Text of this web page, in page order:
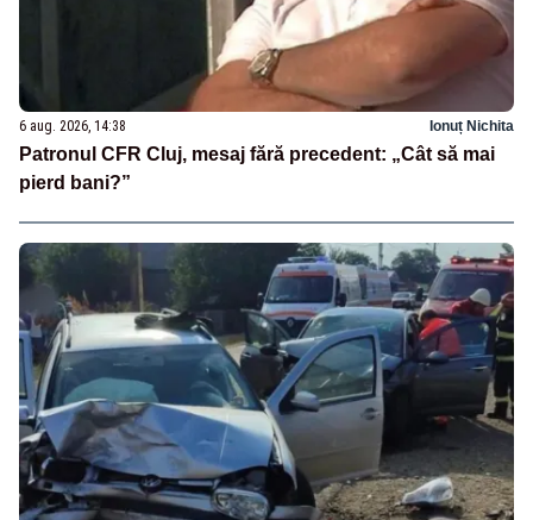
6 aug. 2026, 14:38 Ionuț Nichita
Patronul CFR Cluj, mesaj fără precedent: „Cât să mai
pierd bani?”